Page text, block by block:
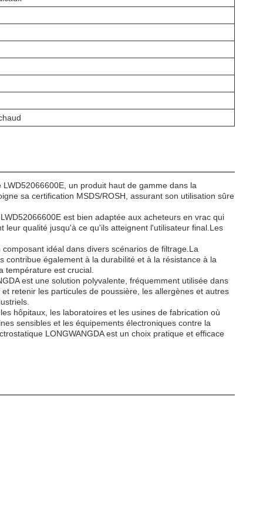
un produit haut de gamme dans la
sa certification MSDS/ROSH, assurant son utilisation sûre
est bien adaptée aux acheteurs en vrac qui
qualité jusqu'à ce qu'ils atteignent l'utilisateur final.Les
idéal dans divers scénarios de filtrage.La
également à la durabilité et à la résistance à la
température est crucial.
est une solution polyvalente, fréquemment utilisée dans
retenir les particules de poussière, les allergènes et autres
hôpitaux, les laboratoires et les usines de fabrication où
sensibles et les équipements électroniques contre la
LONGWANGDA est un choix pratique et efficace